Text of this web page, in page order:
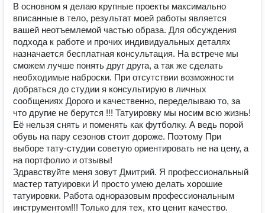
В основном я делаю крупные проекты максимально
вписанные в тело, результат моей работы является
вашей неотъемлемой частью образа. Для обсуждения
подхода к работе и прочих индивидуальных деталях
назначается бесплатная консультация. На встрече мы
сможем лучше понять друг друга, а так же сделать
необходимые наброски. При отсутствии возможности
добраться до студии я консультирую в личных
сообщениях Дорого и качественно, переделываю то, за
что другие не берутся !!! Татуировку мы носим всю жизнь!
Её нельзя снять и поменять как футболку. А ведь порой
обувь на пару сезонов стоит дороже. Поэтому При
выборе тату-студии советую ориентировать не на цену, а
на портфолио и отзывы!
Здравствуйте меня зовут Дмитрий. Я профессиональный
мастер татуировки И просто умею делать хорошие
татуировки. Работа одноразовым профессиональным
инструментом!!! Только для тех, кто ценит качество.